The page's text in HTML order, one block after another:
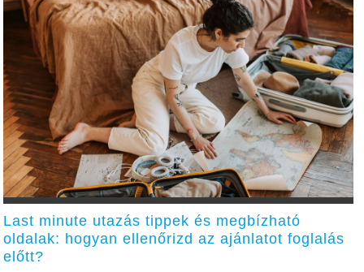
Last minute utazás tippek és megbízható
oldalak: hogyan ellenőrizd az ajánlatot foglalás
előtt?